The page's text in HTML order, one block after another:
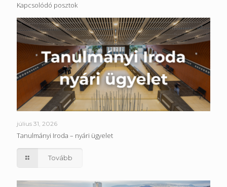
Kapcsolódó posztok
július 31, 2026
Tanulmányi Iroda – nyári ügyelet
Tovább